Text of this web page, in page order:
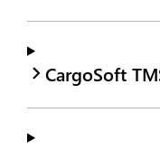
CargoSoft